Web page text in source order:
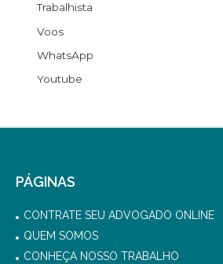
Trabalhista
Voos
WhatsApp
Youtube
PÁGINAS
CONTRATE SEU ADVOGADO ONLINE
QUEM SOMOS
CONHEÇA NOSSO TRABALHO